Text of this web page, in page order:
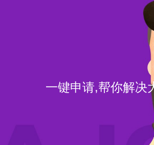
一键申请,帮你解决